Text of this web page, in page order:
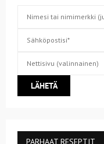
PARHAAT RESEPTIT